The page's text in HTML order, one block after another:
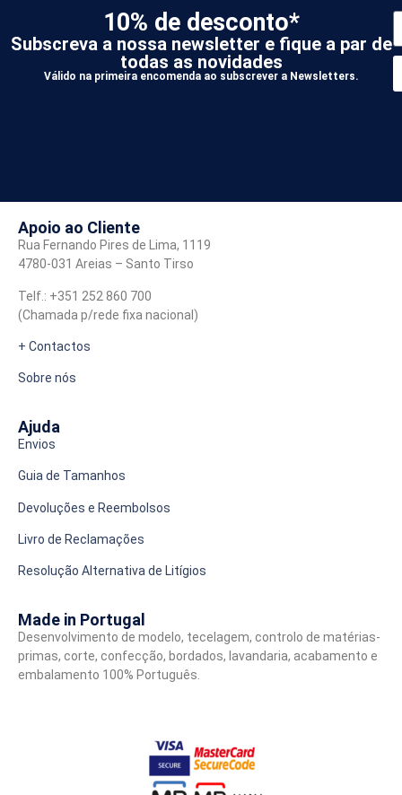
10% de desconto*
Subscreva a nossa newsletter e fique a par de
todas as novidades
Válido na primeira encomenda ao subscrever a Newsletters.
Apoio ao Cliente
Rua Fernando Pires de Lima, 1119
4780-031 Areias – Santo Tirso
Telf.: +351 252 860 700
(Chamada p/rede fixa nacional)
+ Contactos
Sobre nós
Ajuda
Envios
Guia de Tamanhos
Devoluções e Reembolsos
Livro de Reclamações
Resolução Alternativa de Litígios
Made in Portugal
Desenvolvimento de modelo, tecelagem, controlo de matérias-
primas, corte, confecção, bordados, lavandaria, acabamento e
embalamento 100% Português.